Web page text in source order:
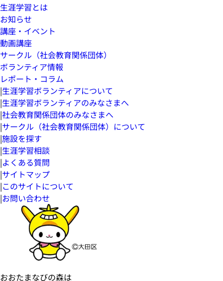
生涯学習とは
お知らせ
講座・イベント
動画講座
サークル（社会教育関係団体）
ボランティア情報
レポート・コラム
|生涯学習ボランティアについて
|生涯学習ボランティアのみなさまへ
|社会教育関係団体のみなさまへ
|サークル（社会教育関係団体）について
|施設を探す
|生涯学習相談
|よくある質問
|サイトマップ
|このサイトについて
|お問い合わせ
おおたまなびの森は